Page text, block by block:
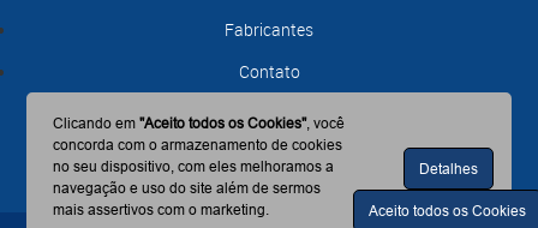
Fabricantes
Contato
Clicando em"Aceito todos os Cookies", você
concorda com o armazenamento de cookies
no seu dispositivo, com eles melhoramos a
navegação e uso do site além de sermos
mais assertivos com o marketing.
Detalhes
Aceito todos os Cookies